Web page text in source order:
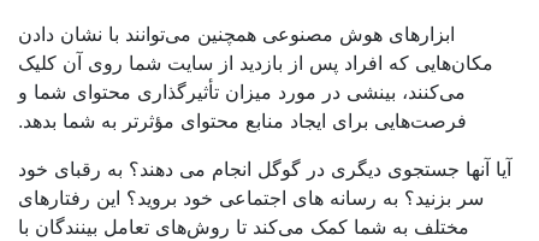
ابزارهای هوش مصنوعی همچنین می‌توانند با نشان دادن
مکان‌هایی که افراد پس از بازدید از سایت شما روی آن کلیک
می‌کنند، بینشی در مورد میزان تأثیرگذاری محتوای شما و
فرصت‌هایی برای ایجاد منابع محتوای مؤثرتر به شما بدهد.
آنها جستجوی دیگری در گوگل انجام می دهند؟ به رقبای خود
سر بزنید؟ به رسانه های اجتماعی خود بروید؟ این رفتارهای
مختلف به شما کمک می‌کند تا روش‌های تعامل بینندگان با